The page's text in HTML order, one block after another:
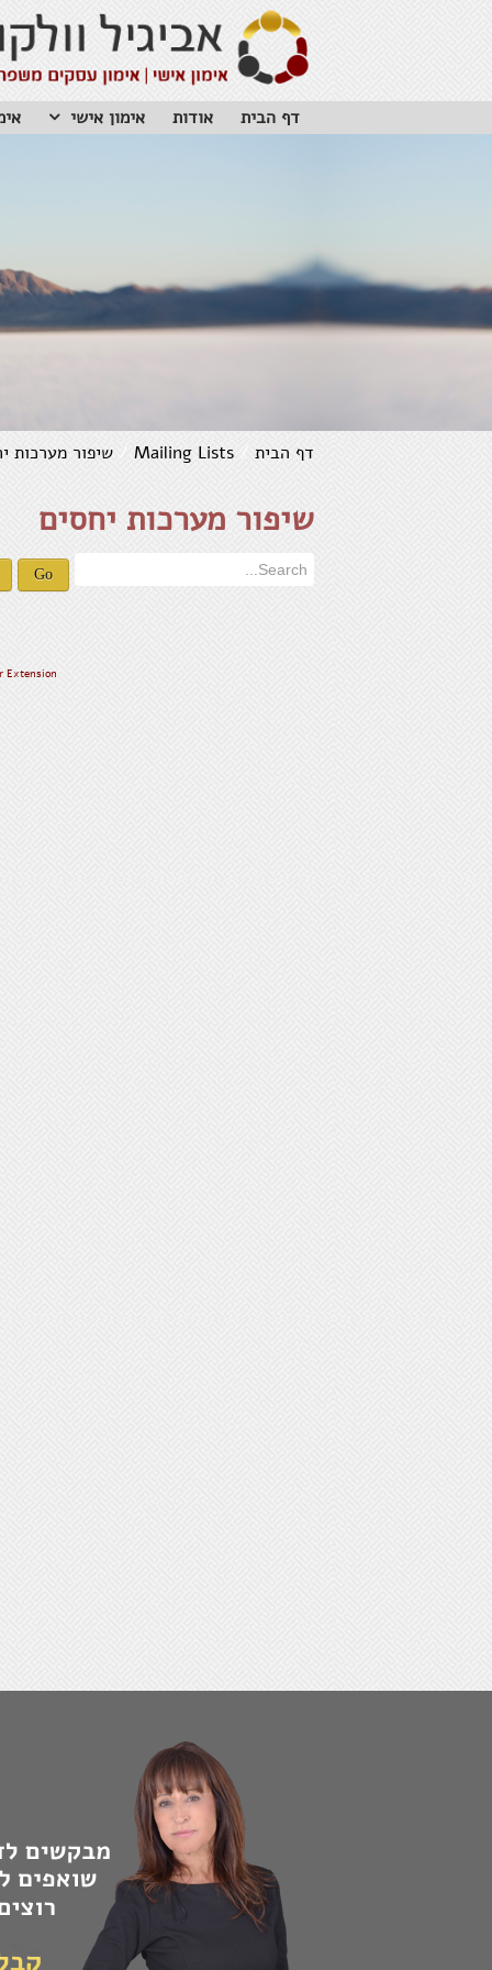
דף הבית אודות אימון אישי
דף הבית Mailing Lists שיפור מערכות
שיפור מערכות יחסים
Go
Extension